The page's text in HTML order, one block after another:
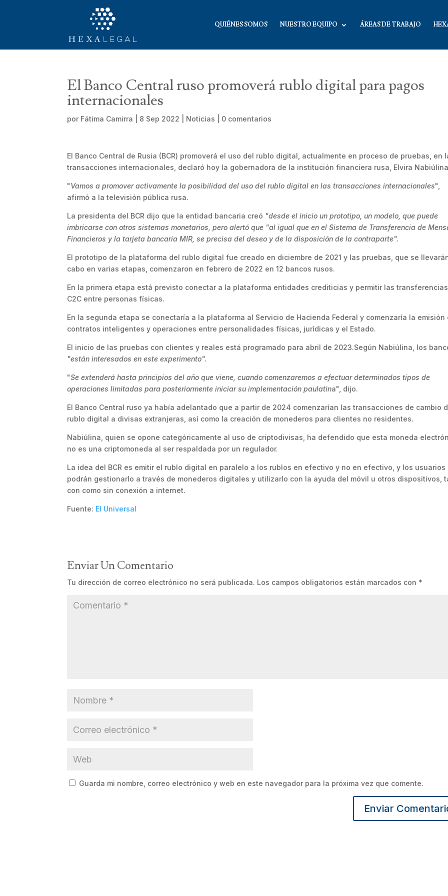
QUIÉNES SOMOS NUESTRO EQUIPO ÁREAS DE TRABAJO
El Banco Central ruso promoverá rublo digital para pagos
internacionales
por Fátima Camirra 8 Sep 2022 Noticias 0 comentarios
El Banco Central de Rusia (BCR) promoverá el uso del rublo digital, actualmente en proceso de pruebas, en
transacciones internacionales, declaró hoy la gobernadora de la institución financiera rusa, Elvira
"Vamos a promover activamente la posibilidad del uso del rublo digital en las transacciones internacionales",
afirmó a la televisión pública rusa.
La presidenta del BCR dijo que la entidad bancaria creó "desde el inicio un prototipo, un modelo, que puede
imbricarse con otros sistemas monetarios, pero alertó que "al igual que en el Sistema de Transferencia de
Financieros y la tarjeta bancaria MIR, se precisa del deseo y de la disposición de la contraparte".
El prototipo de la plataforma del rublo digital fue creado en diciembre de 2021 y las pruebas, que se
cabo en varias etapas, comenzaron en febrero de 2022 en 12 bancos rusos.
En la primera etapa está previsto conectar a la plataforma entidades crediticias y permitir las transferencias
C2C entre personas físicas.
En la segunda etapa se conectaría a la plataforma al Servicio de Hacienda Federal y comenzaría la emisión
contratos inteligentes y operaciones entre personalidades físicas, jurídicas y el Estado.
El inicio de las pruebas con clientes y reales está programado para abril de 2023.Según Nabiúlina, los
"están interesados ​​en este experimento".
"Se extenderá hasta principios del año que viene, cuando comenzaremos a efectuar determinados tipos de
operaciones limitadas para posteriormente iniciar su implementación paulatina", dijo.
El Banco Central ruso ya había adelantado que a partir de 2024 comenzarían las transacciones de cambio
rublo digital a divisas extranjeras, así como la creación de monederos para clientes no residentes.
Nabiúlina, quien se opone categóricamente al uso de criptodivisas, ha defendido que esta moneda
no es una criptomoneda al ser respaldada por un regulador.
La idea del BCR es emitir el rublo digital en paralelo a los rublos en efectivo y no en efectivo, y los usuarios
podrán gestionarlo a través de monederos digitales y utilizarlo con la ayuda del móvil u otros dispositivos,
con como sin conexión a internet.
Fuente: El Universal
Enviar Un Comentario
Tu dirección de correo electrónico no será publicada. Los campos obligatorios están marcados con *
Guarda mi nombre, correo electrónico y web en este navegador para la próxima vez que comente.